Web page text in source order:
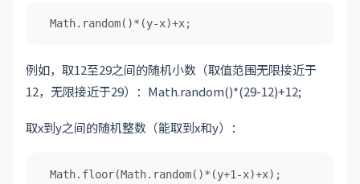
Math.random()*(y-x)+x;
例如，取12至29之间的随机小数（取值范围无限接近于
12，无限接近于29）：Math.random()*(29-12)+12;
取x到y之间的随机整数（能取到x和y）：
Math.floor(Math.random()*(y+1-x)+x);